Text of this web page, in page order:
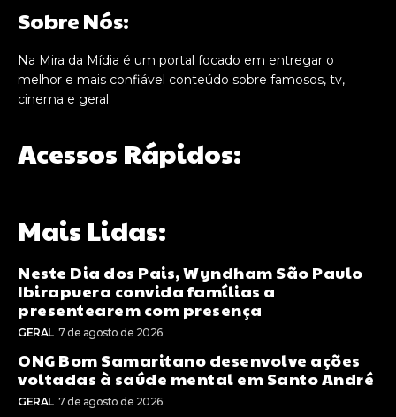
Sobre Nós:
Na Mira da Mídia é um portal focado em entregar o
melhor e mais confiável conteúdo sobre famosos, tv,
cinema e geral.
Acessos Rápidos:
Mais Lidas:
Neste Dia dos Pais, Wyndham São Paulo
Ibirapuera convida famílias a
presentearem com presença
GERAL 7 de agosto de 2026
ONG Bom Samaritano desenvolve ações
voltadas à saúde mental em Santo André
GERAL 7 de agosto de 2026